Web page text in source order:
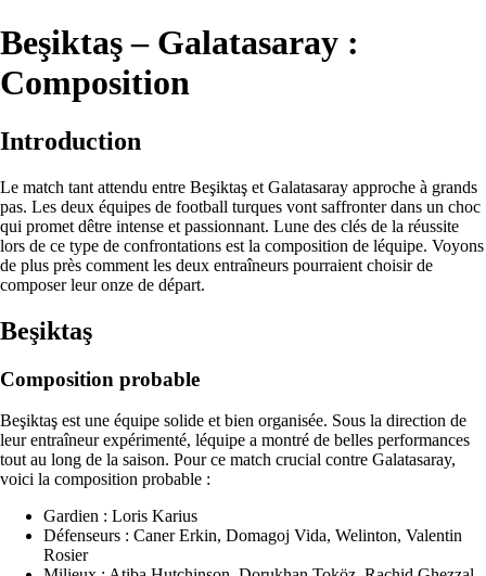
Beşiktaş – Galatasaray :
Composition
Introduction
Le match tant attendu entre Beşiktaş et Galatasaray approche à grands
pas. Les deux équipes de football turques vont saffronter dans un choc
qui promet dêtre intense et passionnant. Lune des clés de la réussite
lors de ce type de confrontations est la composition de léquipe. Voyons
de plus près comment les deux entraîneurs pourraient choisir de
composer leur onze de départ.
Beşiktaş
Composition probable
Beşiktaş est une équipe solide et bien organisée. Sous la direction de
leur entraîneur expérimenté, léquipe a montré de belles performances
tout au long de la saison. Pour ce match crucial contre Galatasaray,
voici la composition probable :
Gardien : Loris Karius
Défenseurs : Caner Erkin, Domagoj Vida, Welinton, Valentin
Rosier